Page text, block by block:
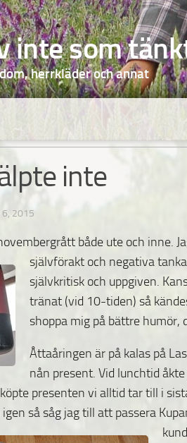
inte som
herrkläder och annat
inte
6, 2015
både ute och inne.
självförakt och negativa
självkritisk och uppgiven.
tränat (vid 10-tiden) så
shoppa mig på bättre humör,
Åttaåringen är på kalas på
nån present. Vid lunchtid
presenten vi alltid tar till i
igen så såg jag till att passera